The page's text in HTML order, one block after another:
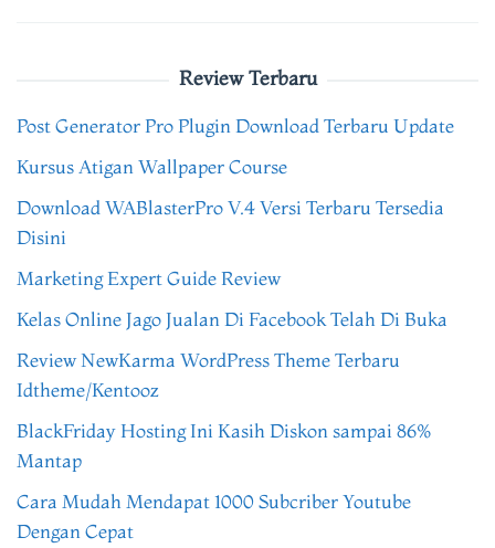
Review Terbaru
Post Generator Pro Plugin Download Terbaru Update
Kursus Atigan Wallpaper Course
Download WABlasterPro V.4 Versi Terbaru Tersedia
Disini
Marketing Expert Guide Review
Kelas Online Jago Jualan Di Facebook Telah Di Buka
Review NewKarma WordPress Theme Terbaru
Idtheme/Kentooz
BlackFriday Hosting Ini Kasih Diskon sampai 86%
Mantap
Cara Mudah Mendapat 1000 Subcriber Youtube
Dengan Cepat